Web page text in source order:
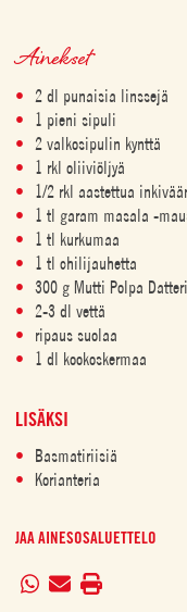
Ainekset
2 dl punaisia linssejä
1 pieni sipuli
2 valkosipulin kynttä
1 rkl oliiviöljyä
1/2 rkl aastettua
1 tl garam masala -
1 tl kurkumaa
1 tl chilijauhetta
300 g Mutti Polpa
2-3 dl vettä
ripaus suolaa
1 dl kookoskermaa
LISÄKSI
Basmatiriisiä
Korianteria
JAA AINESOSALUETTELO